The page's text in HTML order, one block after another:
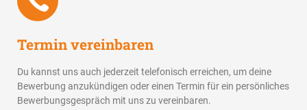
Termin vereinbaren
Du kannst uns auch jederzeit telefonisch erreichen, um deine
Bewerbung anzukündigen oder einen Termin für ein persönliches
Bewerbungsgespräch mit uns zu vereinbaren.